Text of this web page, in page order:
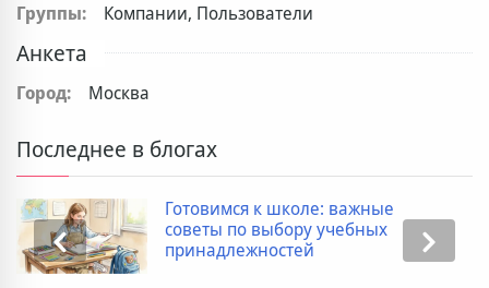
Группы:
Компании, Пользователи
Анкета
Город: Москва
Последнее в блогах
Готовимся к школе: важные
советы по выбору учебных
принадлежностей